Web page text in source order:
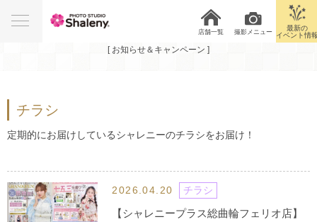
店舗一覧 撮影メニュー
最新の
イベント情
News&Campaign
[ お知らせ＆キャンペーン ]
チラシ
定期的にお届けしているシャレニーのチラシをお届け！
2026.04.20 チラシ
【シャレニープラス総曲輪フェリオ店】